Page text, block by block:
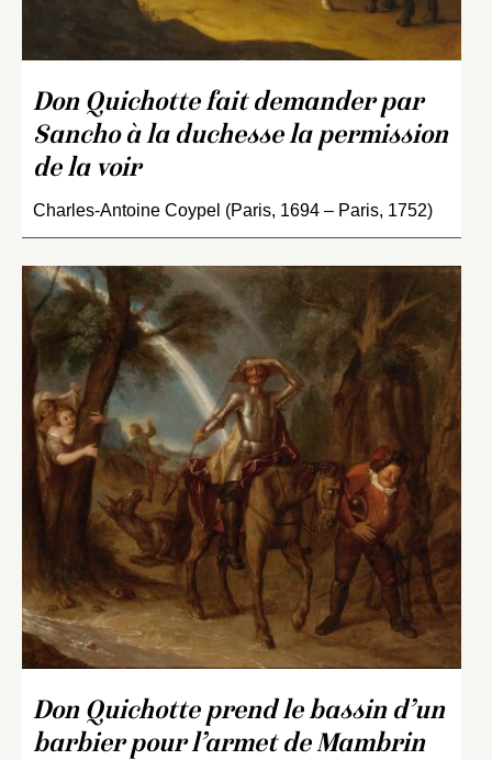
Don Quichotte fait demander par
Sancho à la duchesse la permission
de la voir
Charles-Antoine Coypel (Paris, 1694 – Paris, 1752)
Don Quichotte prend le bassin d’un
barbier pour l’armet de Mambrin